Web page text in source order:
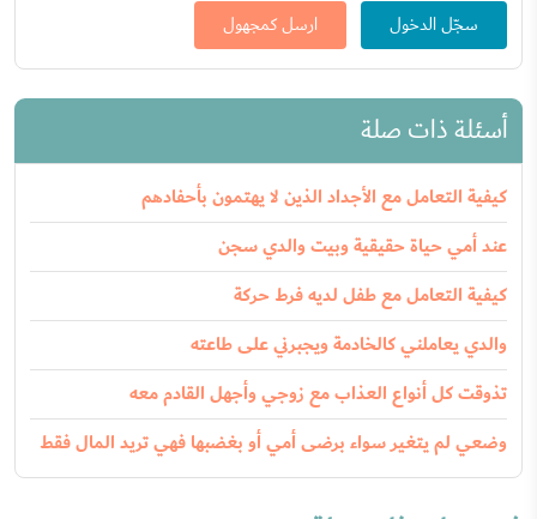
سجّل الدخول ارسل كمجهول
أسئلة ذات صلة
كيفية التعامل مع الأجداد الذين لا يهتمون بأحفادهم
عند أمي حياة حقيقية وبيت والدي سجن
كيفية التعامل مع طفل لديه فرط حركة
والدي يعاملني كالخادمة ويجبرني على طاعته
تذوقت كل أنواع العذاب مع زوجي وأجهل القادم معه
وضعي لم يتغير سواء برضى أمي أو بغضبها فهي تريد المال فقط